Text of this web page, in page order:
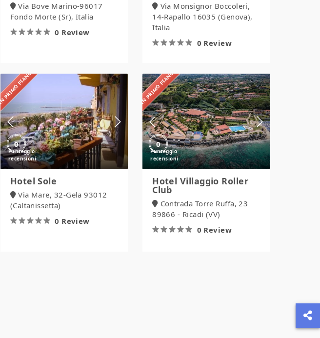
Via Bove Marino-96017
Fondo Morte (Sr), Italia
0 Review
Via Monsignor Boccoleri,
14-Rapallo 16035 (Genova),
Italia
0 Review
IN PRIMO PIANO
0
Hotel Sole
Via Mare, 32-Gela 93012
(Caltanissetta)
0 Review
IN PRIMO PIANO
0
Hotel
Villaggio
Roller
Club
Hotel Villaggio Roller
Club
Contrada Torre Ruffa, 23
89866 - Ricadi (VV)
0 Review